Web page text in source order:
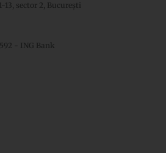
sector 2, București
- ING Bank